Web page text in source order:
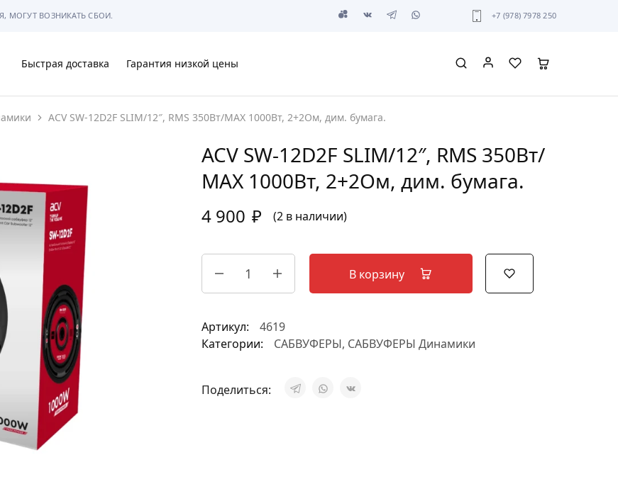
МОГУТ ВОЗНИКАТЬ СБОИ. +7 (978) 7978 250
Быстрая доставка Гарантия низкой цены
ACV SW-12D2F SLIM/12″, RMS 350Вт/МАХ 1000Вт, 2+2Ом, дим. бумага.
ACV SW-12D2F SLIM/12″, RMS 350Вт/
МАХ 1000Вт, 2+2Ом, дим. бумага.
4 900 ₽ (2 в наличии)
В корзину
Артикул:
4619
Категории:
САБВУФЕРЫ, САБВУФЕРЫ Динамики
Поделиться: